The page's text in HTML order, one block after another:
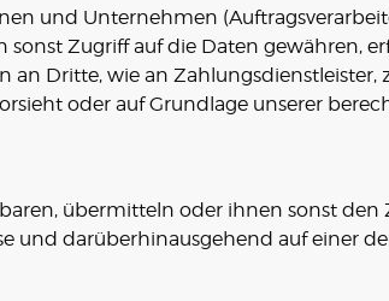
und Unternehmen
Zugriff auf die Daten gewähren,
Dritte, wie an Zahlungsdienstleister,
oder auf Grundlage unserer
übermitteln oder ihnen sonst den
und darüberhinausgehend auf einer